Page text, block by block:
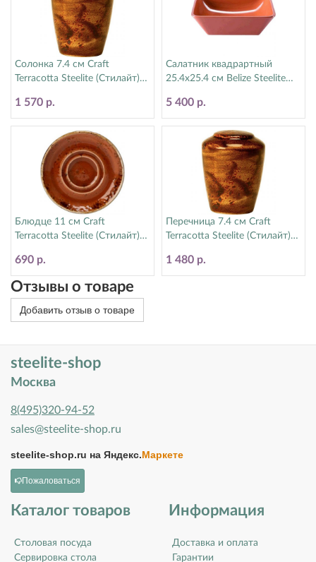
Солонка 7.4 см Craft
Terracotta Steelite (Стилайт)
1 570 р.
Салатник квадрартный
25.4х25.4 см Belize Steelite
5 400 р.
Блюдце 11 см Craft
Terracotta Steelite (Стилайт)
690 р.
Перечница 7.4 см Craft
Terracotta Steelite (Стилайт)
1 480 р.
Отзывы о товаре
Добавить отзыв о товаре
steelite-shop
Москва
8(495)320-94-52
sales@steelite-shop.ru
steelite-shop.ru на Яндекс.Маркете
Пожаловаться
Каталог товаров
Столовая посуда
Сервировка стола
Информация
Доставка и оплата
Гарантии